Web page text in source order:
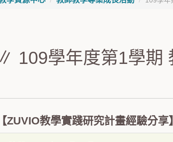
∥ 109學年度第1學期
【ZUVIO教學實踐研究計畫經驗分享】